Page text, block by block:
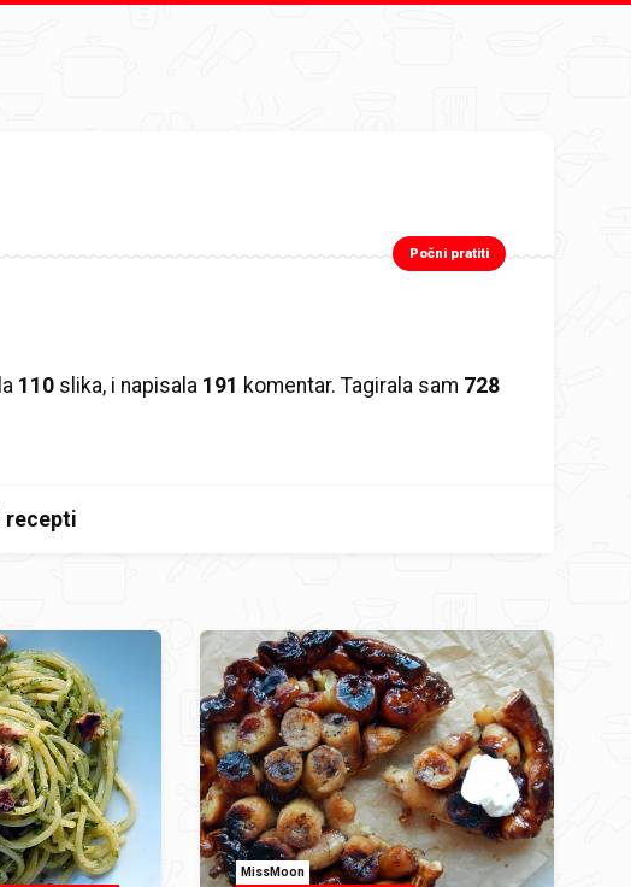
Počni pratiti
110 slika, i napisala 191 komentar. Tagirala sam 728
recepti
MissMoon